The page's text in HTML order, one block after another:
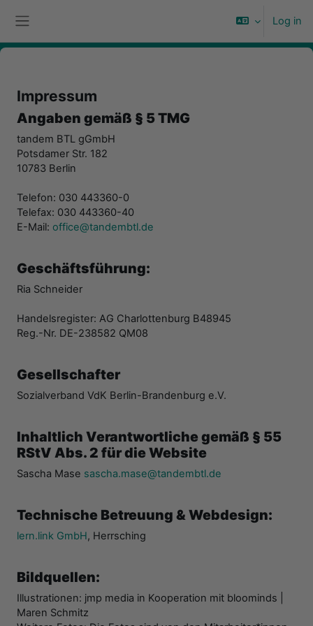
Log in
Impressum
Angaben gemäß § 5 TMG
tandem BTL gGmbH
Potsdamer Str. 182
10783 Berlin
Telefon: 030 443360-0
Telefax: 030 443360-40
E-Mail: office@tandembtl.de
Geschäftsführung:
Ria Schneider
Handelsregister: AG Charlottenburg B48945
Reg.-Nr. DE-238582 QM08
Gesellschafter
Sozialverband VdK Berlin-Brandenburg e.V.
Inhaltlich Verantwortliche gemäß § 55
RStV Abs. 2 für die Website
Sascha Mase sascha.mase@tandembtl.de
Technische Betreuung & Webdesign:
lern.link GmbH, Herrsching
Bildquellen:
Illustrationen: jmp media in Kooperation mit bloominds |
Maren Schmitz